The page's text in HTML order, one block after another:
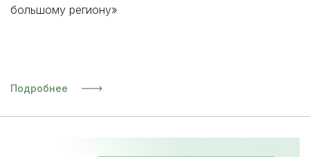
большому региону»
Подробнее